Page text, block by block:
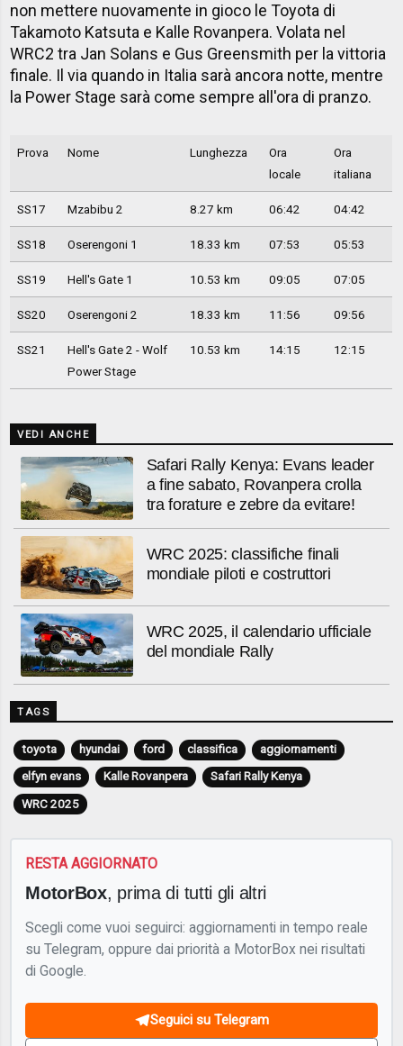
non mettere nuovamente in gioco le Toyota di
Takamoto Katsuta e Kalle Rovanpera. Volata nel
WRC2 tra Jan Solans e Gus Greensmith per la vittoria
finale. Il via quando in Italia sarà ancora notte, mentre
la Power Stage sarà come sempre all'ora di pranzo.
Prova Nome Lunghezza
Ora
locale
Ora
italiana
SS17 Mzabibu 2 8.27 km 06:42 04:42
SS18 Oserengoni 1 18.33 km 07:53 05:53
SS19 Hell's Gate 1 10.53 km 09:05 07:05
SS20 Oserengoni 2 18.33 km 11:56 09:56
SS21
Hell's Gate 2 - Wolf
Power Stage
10.53 km 14:15 12:15
VEDI ANCHE
Safari Rally Kenya: Evans leader
a fine sabato, Rovanpera crolla
tra forature e zebre da evitare!
WRC 2025: classifiche finali
mondiale piloti e costruttori
WRC 2025, il calendario ufficiale
del mondiale Rally
TAGS
toyota hyundai ford classifica
aggiornamenti
elfyn evans
Kalle Rovanpera
Safari Rally Kenya
WRC 2025
RESTA AGGIORNATO
MotorBox, prima di tutti gli altri
Scegli come vuoi seguirci: aggiornamenti in tempo reale
su Telegram, oppure dai priorità a MotorBox nei risultati
di Google.
Seguici su Telegram